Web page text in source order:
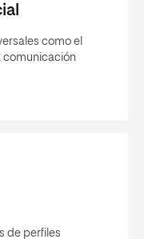
como el
comunicación
de perfiles